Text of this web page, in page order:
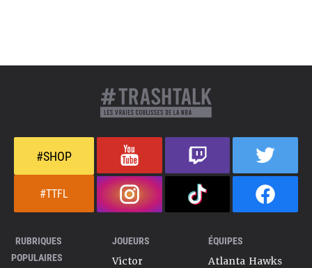
#SHOP
#TTFL
RUBRIQUES
POPULAIRES
JOUEURS
Victor
ÉQUIPES
Atlanta Hawks